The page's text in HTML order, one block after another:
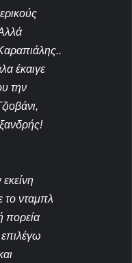
έκαιγε
την
το νταμπλ
πορεία